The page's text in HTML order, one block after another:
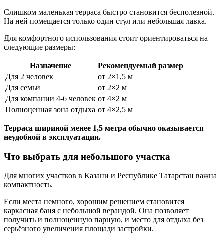
Слишком маленькая терраса быстро становится бесполезной.
На ней помещается только один стул или небольшая лавка.
Для комфортного использования стоит ориентироваться на
следующие размеры:
Назначение
Рекомендуемый размер
Для 2 человек
от 2×1,5 м
Для семьи
от 2×2 м
Для компании 4-6 человек от 4×2 м
Полноценная зона отдыха от 4×2,5 м
Терраса шириной менее 1,5 метра обычно оказывается
неудобной в эксплуатации.
Что выбрать для небольшого участка
Для многих участков в Казани и Республике Татарстан важна
компактность.
Если места немного, хорошим решением становится
каркасная баня с небольшой верандой. Она позволяет
получить и полноценную парную, и место для отдыха без
серьёзного увеличения площади застройки.